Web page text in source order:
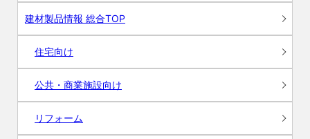
建材製品情報 総合TOP
住宅向け
公共・商業施設向け
リフォーム